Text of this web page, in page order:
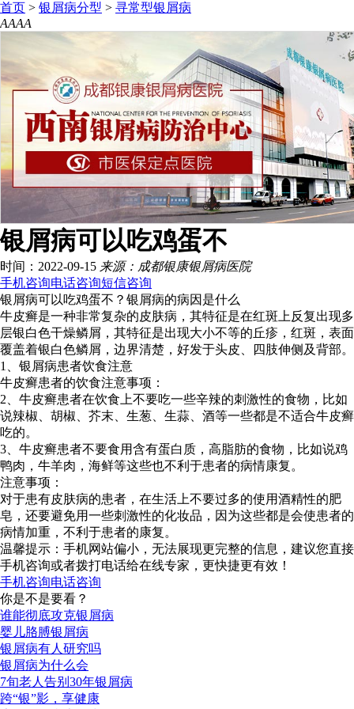
首页 > 银屑病分型 > 寻常型银屑病
AAAA
银屑病可以吃鸡蛋不
时间：2022-09-15 来源：成都银康银屑病医院
手机咨询电话咨询短信咨询
银屑病可以吃鸡蛋不？银屑病的病因是什么
牛皮癣是一种非常复杂的皮肤病，其特征是在红斑上反复出现多
层银白色干燥鳞屑，其特征是出现大小不等的丘疹，红斑，表面
覆盖着银白色鳞屑，边界清楚，好发于头皮、四肢伸侧及背部。
1、银屑病患者饮食注意
牛皮癣患者的饮食注意事项：
2、牛皮癣患者在饮食上不要吃一些辛辣的刺激性的食物，比如
说辣椒、胡椒、芥末、生葱、生蒜、酒等一些都是不适合牛皮癣
吃的。
3、牛皮癣患者不要食用含有蛋白质，高脂肪的食物，比如说鸡
鸭肉，牛羊肉，海鲜等这些也不利于患者的病情康复。
注意事项：
对于患有皮肤病的患者，在生活上不要过多的使用酒精性的肥
皂，还要避免用一些刺激性的化妆品，因为这些都是会使患者的
病情加重，不利于患者的康复。
温馨提示：手机网站偏小，无法展现更完整的信息，建议您直接
手机咨询或者拨打电话给在线专家，更快捷更有效！
手机咨询电话咨询
你是不是要看？
谁能彻底攻克银屑病
婴儿胳膊银屑病
银屑病有人研究吗
银屑病为什么会
7旬老人告别30年银屑病
跨“银”影，享健康